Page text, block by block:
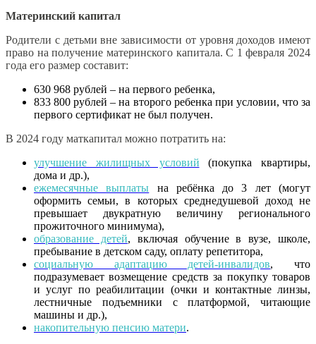
Материнский капитал
Родители с детьми вне зависимости от уровня доходов имеют
право на получение материнского капитала. С 1 февраля 2024
года его размер составит:
630 968 рублей – на первого ребенка,
833 800 рублей – на второго ребенка при условии, что за
первого сертификат не был получен.
В 2024 году маткапитал можно потратить на:
улучшение жилищных условий (покупка квартиры,
дома и др.),
ежемесячные выплаты на ребёнка до 3 лет (могут
оформить семьи, в которых среднедушевой доход не
превышает двукратную величину регионального
прожиточного минимума),
образование детей, включая обучение в вузе, школе,
пребывание в детском саду, оплату репетитора,
социальную адаптацию детей-инвалидов, что
подразумевает возмещение средств за покупку товаров
и услуг по реабилитации (очки и контактные линзы,
лестничные подъемники с платформой, читающие
машины и др.),
накопительную пенсию матери.